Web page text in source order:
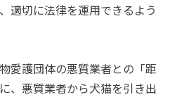
適切に法律を運用できるよう
愛護団体の悪質業者との「距
、悪質業者から犬猫を引き出